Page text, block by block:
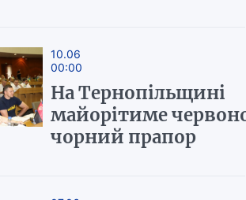
10.06
00:00
На Тернопільщині
майорітиме
чорний прапор